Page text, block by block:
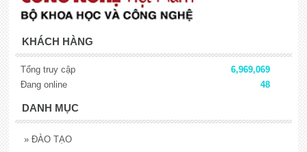
KHÁCH HÀNG
Tổng truy cập
6,969,069
Đang online
48
DANH MỤC
» ĐÀO TẠO